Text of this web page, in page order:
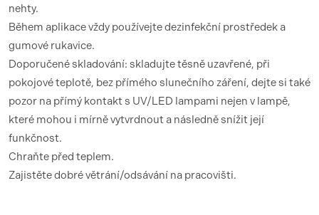
nehty.
Během aplikace vždy používejte dezinfekční prostředek a
gumové rukavice.
Doporučené skladování: skladujte těsně uzavřené, při
pokojové teplotě, bez přímého slunečního záření, dejte si také
pozor na přímý kontakt s UV/LED lampami nejen v lampě,
které mohou i mírně vytvrdnout a následně snížit její
funkčnost.
Chraňte před teplem.
Zajistěte dobré větrání/odsávání na pracovišti.